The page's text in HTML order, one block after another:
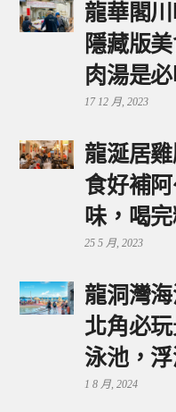
龍華閣
隱藏版
肉湯是
17 12 月, 2023
龍涎居
食好補
味，喝
25 5 月, 2023
龍洞灣
北角必
泳池，
1 8 月, 2024